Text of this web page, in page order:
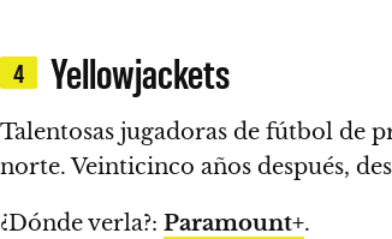
4 Yellowjackets
Talentosas jugadoras de fútbol de
norte.Veinticinco años después,
¿Dónde verla?: Paramount+.